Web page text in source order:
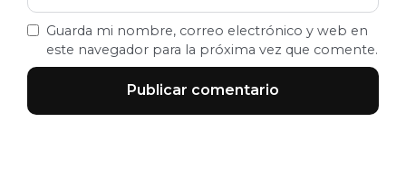
Guarda mi nombre, correo electrónico y web en
este navegador para la próxima vez que comente.